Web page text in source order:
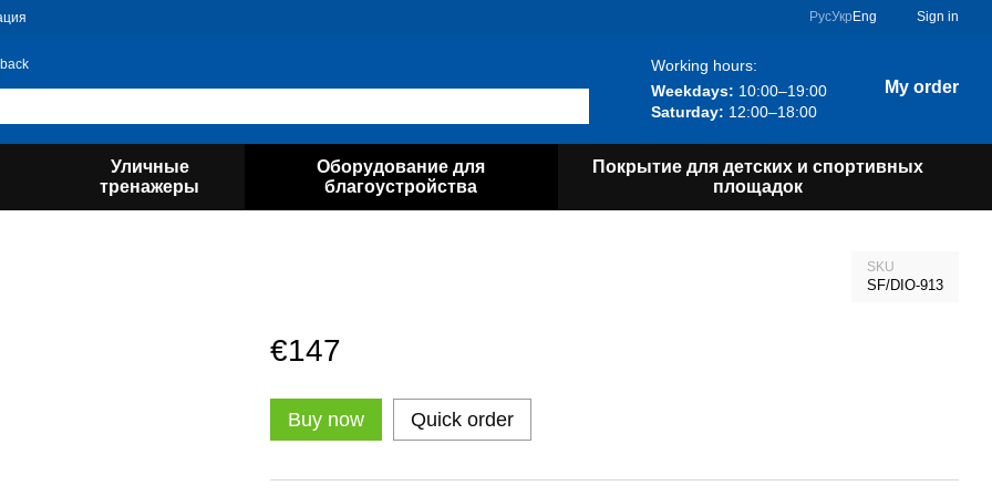
РусУкр Eng Sign in
Working hours:
Weekdays: 10:00–19:00
Saturday: 12:00–18:00
My order
Уличные
тренажеры
Оборудование для
благоустройства
Покрытие для детских и спортивных
площадок
SKU
SF/DIO-913
€147
Buy now Quick order